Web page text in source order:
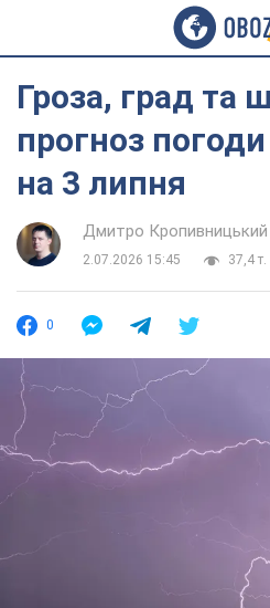
Гроза, град та
прогноз
на 3 липня
Дмитро Кропивницький
2.07.2026 15:45
37,4 т.
0